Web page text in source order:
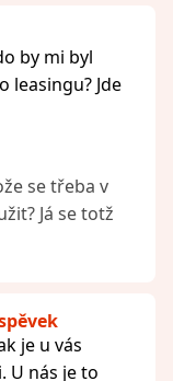
by mi byl
leasingu? Jde
se třeba v
Já se totž
je u vás
U nás je to